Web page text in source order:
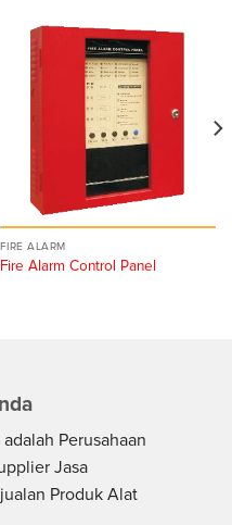
FIRE ALARM
Fire Alarm Control Panel
Perusahaan
Jasa
Produk Alat